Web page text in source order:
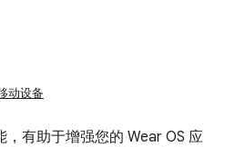
动设备
有助于增强您的 Wear OS 应